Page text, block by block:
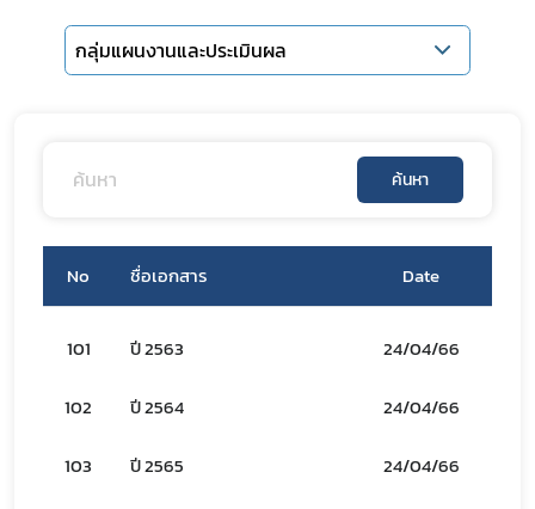
กลุ่มแผนงานและประเมินผล
ค้นหา
No ชื่อเอกสาร Date
101 ปี 2563 24/04/66
102 ปี 2564 24/04/66
103 ปี 2565 24/04/66
Subscribe
เลือกหัวข้อที่ท่านต้องการ Subscribe